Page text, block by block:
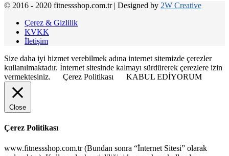
© 2016 - 2020 fitnessshop.com.tr| Designed by 2W Creative
Çerez & Gizlilik
KVKK
İletişim
Size daha iyi hizmet verebilmek adına internet sitemizde çerezler
kullanılmaktadır. İnternet sitesinde kalmayı sürdürerek çerezlere izin
vermektesiniz.
Çerez Politikası KABUL EDİYORUM
Close
Çerez Politikası
www.fitnessshop.com.tr (Bundan sonra “İnternet Sitesi” olarak